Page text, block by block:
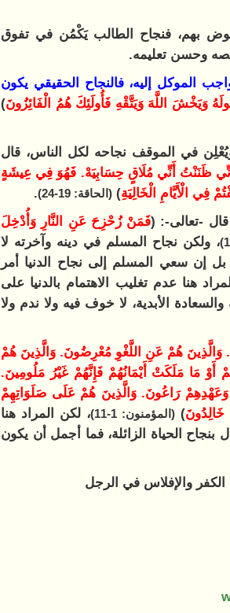
بهم، فنجاح الطالب يَكْمُن في تفوق
وحسن تعليمه.
الموكل إليه، فالنجاح الحقيقي يكون
وَيَخْشَ اللَّهَ وَيَتَّقْهِ فَأُولَئِكَ هُمُ الْفَائِزُونَ)
ويُعْلِن في الموقف نجاحه لكل الناس، قال
إِنِّي ظَنَنْتُ أَنِّي مُلَاقٍ حِسَابِيَهْ. فَهُوَ فِي عِيشَةٍ
فِي الْأَيَّامِ الْخَالِيَةِ) (الحاقة: 19-24)
.
قال -تعالى-: (فَمَنْ زُحْزِحَ عَنِ النَّارِ وَأُدْخِلَ
، ولكن نجاح المسلم في دينه وآخرته لا
إن سعي المسلم إلى نجاح الدنيا أمر
هنا عدم تغليب الاهتمام بالدنيا على
والسعادة الأبدية، لا خوف فيه ولا ندم ولا
هُمْ عَنِ اللَّغْوِ مُعْرِضُونَ. وَالَّذِينَ هُمْ
أَوْ مَا مَلَكَتْ أَيْمَانُهُمْ فَإِنَّهُمْ غَيْرُ مَلُومِينَ.
وَعَهْدِهِمْ رَاعُونَ. وَالَّذِينَ هُمْ عَلَى صَلَوَاتِهِمْ
خَالِدُونَ)(المؤمنون: 1-11)
، لكن المراد هنا
بنجاح الحياة الزائلة، فما أجمل أن يكون
والإفلاس في الرجل